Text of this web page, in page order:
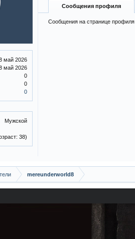
май 2026
май 2026
0
0
0
Мужской
38)
Сообщения профиля
Сообщения на странице профиля
mereunderworld8